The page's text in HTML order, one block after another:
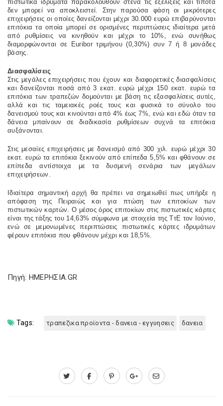
πιστωτικά ιδρύματα παρακολουθούν στενά τις εξελίξεις και τίποτα
δεν μπορεί να αποκλειστεί. Στην παρούσα φάση οι μικρότερες
επιχειρήσεις οι οποίες δανείζονται μέχρι 30.000 ευρώ επιβαρύνονται
επιτόκια τα οποία μπορεί σε ορισμένες περιπτώσεις ιδιαίτερα μετά
από ρυθμίσεις να κινηθούν και μέχρι το 10%, ενώ συνήθως
διαμορφώνονται σε Euribor τριμήνου (0,30%) συν 7 ή 8 μονάδες
βάσης.
Διασφαλίσεις
Στις μεγάλες επιχειρήσεις που έχουν και διαφορετικές διασφαλίσεις
και δανείζονται ποσά από 3 εκατ. ευρώ μέχρι 150 εκατ. ευρώ τα
επιτόκια των τραπεζών δομούνται με βάση τις εξασφαλίσεις αυτές,
αλλά και τις ταμειακές ροές τους και φυσικά το σύνολο του
δανεισμού τους και κινούνται από 4% έως 7%, ενώ και εδώ όταν τα
δάνεια μπαίνουν σε διαδικασία ρυθμίσεων συχνά τα επιτόκια
αυξάνονται.
Στις μεσαίες επιχειρήσεις με δανεισμό από 300 χιλ. ευρώ μέχρι 30
εκατ. ευρώ τα επιτόκια ξεκινούν από επίπεδα 5,5% και φθάνουν σε
επίπεδα αντίστοιχα με τα δυσμενή σενάρια των μεγάλων
επιχειρήσεων.
Ιδιαίτερα σημαντική αρχή θα πρέπει να σημειωθεί πως υπήρξε η
απόφαση της Πειραιώς και για πτώση των επιτοκίων των
πιστωτικών καρτών. Ο μέσος όρος επιτοκίων στις πιστωτικές κάρτες
είναι της τάξης του 14,63% σύμφωνα με στοιχεία της ΤτΕ τον Ιούνιο,
ενώ σε μεμονωμένες περιπτώσεις πιστωτικές κάρτες ιδρυμάτων
φέρουν επιτόκια που φθάνουν μέχρι και 18,5%.
Πηγή: ΗΜΕΡΗΣΙΑ.GR
Tags: τραπεζικα προϊοντα - δανεια - εγγυησεις δανεια